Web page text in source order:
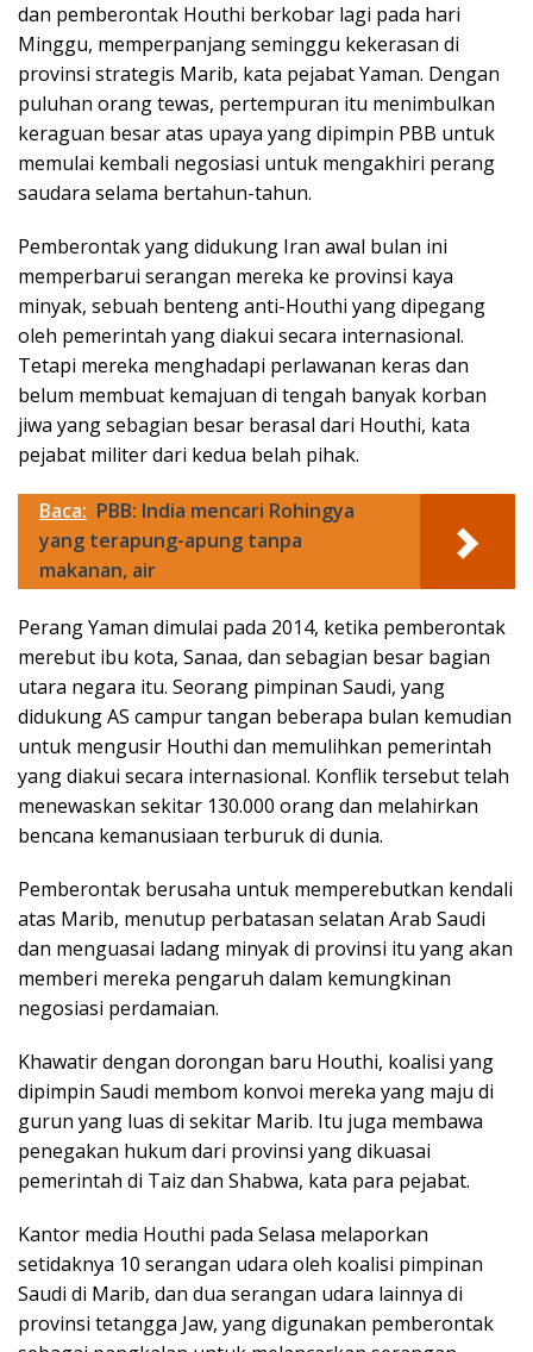
dan pemberontak Houthi berkobar lagi pada hari
Minggu, memperpanjang seminggu kekerasan di
provinsi strategis Marib, kata pejabat Yaman. Dengan
puluhan orang tewas, pertempuran itu menimbulkan
keraguan besar atas upaya yang dipimpin PBB untuk
memulai kembali negosiasi untuk mengakhiri perang
saudara selama bertahun-tahun.
Pemberontak yang didukung Iran awal bulan ini
memperbarui serangan mereka ke provinsi kaya
minyak, sebuah benteng anti-Houthi yang dipegang
oleh pemerintah yang diakui secara internasional.
Tetapi mereka menghadapi perlawanan keras dan
belum membuat kemajuan di tengah banyak korban
jiwa yang sebagian besar berasal dari Houthi, kata
pejabat militer dari kedua belah pihak.
Baca: PBB: India mencari Rohingya
yang terapung-apung tanpa
makanan, air
Perang Yaman dimulai pada 2014, ketika pemberontak
merebut ibu kota, Sanaa, dan sebagian besar bagian
utara negara itu. Seorang pimpinan Saudi, yang
didukung AS campur tangan beberapa bulan kemudian
untuk mengusir Houthi dan memulihkan pemerintah
yang diakui secara internasional. Konflik tersebut telah
menewaskan sekitar 130.000 orang dan melahirkan
bencana kemanusiaan terburuk di dunia.
Pemberontak berusaha untuk memperebutkan kendali
atas Marib, menutup perbatasan selatan Arab Saudi
dan menguasai ladang minyak di provinsi itu yang akan
memberi mereka pengaruh dalam kemungkinan
negosiasi perdamaian.
Khawatir dengan dorongan baru Houthi, koalisi yang
dipimpin Saudi membom konvoi mereka yang maju di
gurun yang luas di sekitar Marib. Itu juga membawa
penegakan hukum dari provinsi yang dikuasai
pemerintah di Taiz dan Shabwa, kata para pejabat.
Kantor media Houthi pada Selasa melaporkan
setidaknya 10 serangan udara oleh koalisi pimpinan
Saudi di Marib, dan dua serangan udara lainnya di
provinsi tetangga Jaw, yang digunakan pemberontak